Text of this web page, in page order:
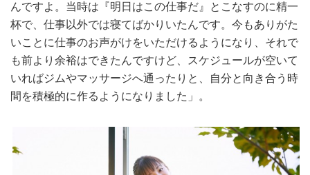
んですよ。当時は『明日はこの仕事だ』とこなすのに精一
杯で、仕事以外では寝てばかりいたんです。今もありがた
いことに仕事のお声がけをいただけるようになり、それで
も前より余裕はできたんですけど、スケジュールが空いて
いればジムやマッサージへ通ったりと、自分と向き合う時
間を積極的に作るようになりました」。